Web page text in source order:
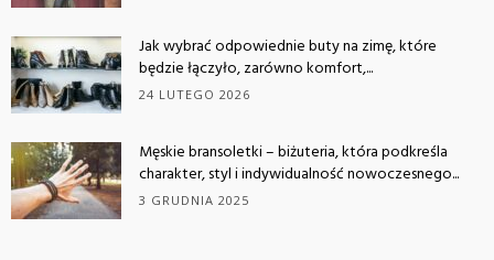
Jak wybrać odpowiednie buty na zimę, które
będzie łączyło, zarówno komfort,...
24 LUTEGO 2026
Męskie bransoletki – biżuteria, która podkreśla
charakter, styl i indywidualność nowoczesnego...
3 GRUDNIA 2025